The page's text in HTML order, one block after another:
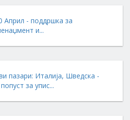
Април - поддршка за
и...
пазари: Италија, Шведска -
за упис...